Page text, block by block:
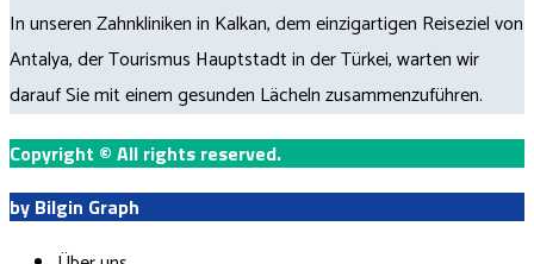
In unseren Zahnkliniken in Kalkan, dem einzigartigen Reiseziel von
Antalya, der Tourismus Hauptstadt in der Türkei, warten wir
darauf Sie mit einem gesunden Lächeln zusammenzuführen.
Copyright © All rights reserved.
by Bilgin Graph